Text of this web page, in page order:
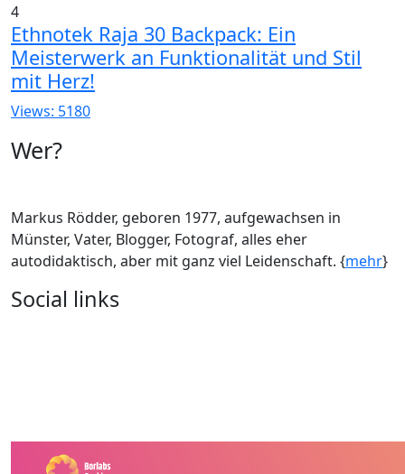
4
Ethnotek Raja 30 Backpack: Ein
Meisterwerk an Funktionalität und Stil
mit Herz!
Views: 5180
Wer?
Markus Rödder, geboren 1977, aufgewachsen in
Münster, Vater, Blogger, Fotograf, alles eher
autodidaktisch, aber mit ganz viel Leidenschaft. {mehr}
Social links